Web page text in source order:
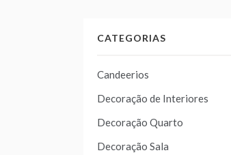
CATEGORIAS
Candeerios
Decoração de Interiores
Decoração Quarto
Decoração Sala